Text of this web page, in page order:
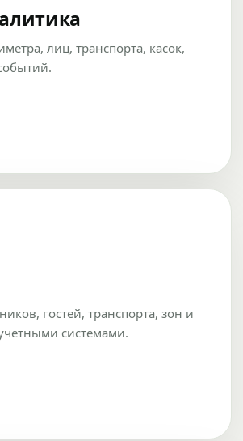
лиц, транспорта, касок,
гостей, транспорта, зон и
системами.